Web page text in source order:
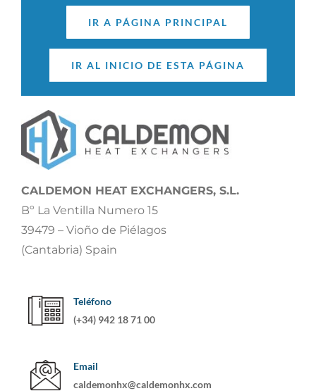
IR A PÁGINA PRINCIPAL
IR AL INICIO DE ESTA PÁGINA
CALDEMON HEAT EXCHANGERS, S.L.
Bº La Ventilla Numero 15
39479 – Vioño de Piélagos
(Cantabria) Spain
Teléfono
(+34) 942 18 71 00
Email
caldemonhx@caldemonhx.com